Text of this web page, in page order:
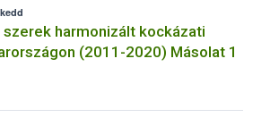
szerek harmonizált kockázati
(2011-2020) Másolat 1